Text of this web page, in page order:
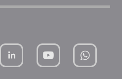
mutterhaus-xMBTtqOwC1KKBww